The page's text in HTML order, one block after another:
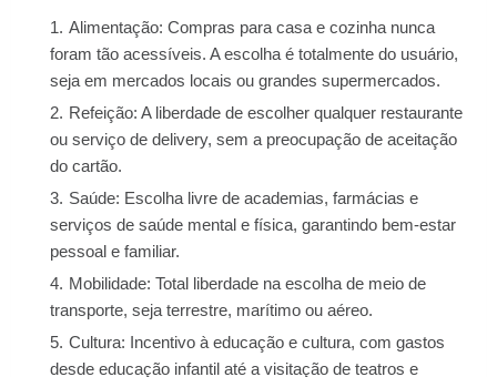
Alimentação: Compras para casa e cozinha nunca
foram tão acessíveis. A escolha é totalmente do usuário,
seja em mercados locais ou grandes supermercados.
Refeição: A liberdade de escolher qualquer restaurante
ou serviço de delivery, sem a preocupação de aceitação
do cartão.
Saúde: Escolha livre de academias, farmácias e
serviços de saúde mental e física, garantindo bem-estar
pessoal e familiar.
Mobilidade: Total liberdade na escolha de meio de
transporte, seja terrestre, marítimo ou aéreo.
Cultura: Incentivo à educação e cultura, com gastos
desde educação infantil até a visitação de teatros e